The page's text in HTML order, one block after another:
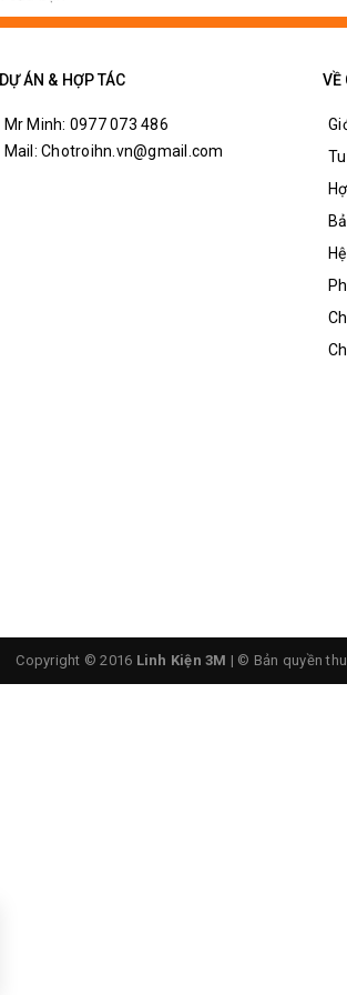
DỰ ÁN & HỢP TÁC
Mr Minh: 0977 073 486
Mail: Chotroihn.vn@gmail.com
VỀ
Copyright © 2016 Linh Kiện 3M | © Bản quyền